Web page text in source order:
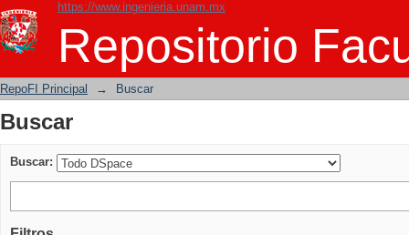
https://www.ingenieria.unam.mx
Repositorio
Buscar
RepoFI Principal → Buscar
Buscar
Buscar: